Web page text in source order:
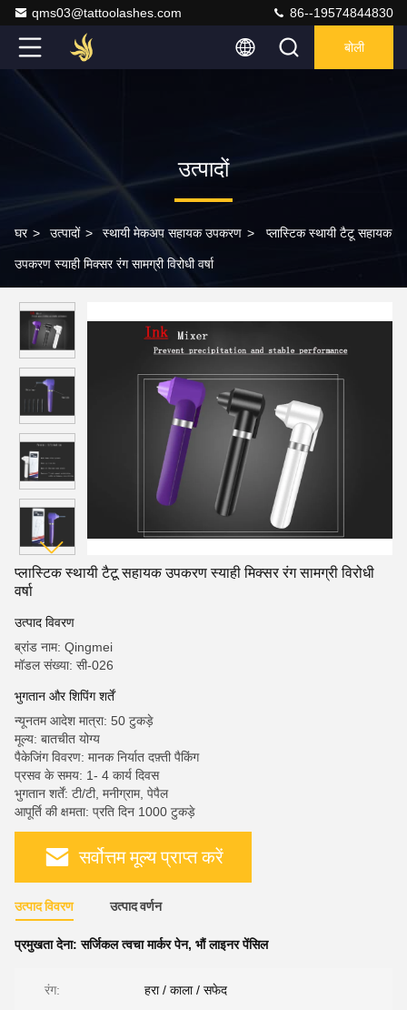
qms03@tattoolashes.com 86--19574844830
बोली
उत्पादों
घर > उत्पादों > स्थायी मेकअप सहायक उपकरण > प्लास्टिक स्थायी टैटू सहायक
उपकरण स्याही मिक्सर रंग सामग्री विरोधी वर्षा
प्लास्टिक स्थायी टैटू सहायक उपकरण स्याही मिक्सर रंग सामग्री विरोधी
वर्षा
उत्पाद विवरण
ब्रांड नाम: Qingmei
मॉडल संख्या: सी-026
भुगतान और शिपिंग शर्तें
न्यूनतम आदेश मात्रा: 50 टुकड़े
मूल्य: बातचीत योग्य
पैकेजिंग विवरण: मानक निर्यात दफ़्ती पैकिंग
प्रसव के समय: 1- 4 कार्य दिवस
भुगतान शर्तें: टी/टी, मनीग्राम, पेपैल
आपूर्ति की क्षमता: प्रति दिन 1000 टुकड़े
सर्वोत्तम मूल्य प्राप्त करें
उत्पाद विवरण उत्पाद वर्णन
प्रमुखता देना:सर्जिकल त्वचा मार्कर पेन, भौं लाइनर पेंसिल
रंग: हरा / काला / सफेद